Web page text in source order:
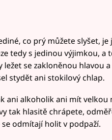
co prý můžete slyšet,
tedy s jedinou výjimkou, a
se zakloněnou hlavou
stydět ani stokilový chlap.
ani alkoholik ani mít velkou
tak hlasitě chrápete,
odmítají holit v podpaží.